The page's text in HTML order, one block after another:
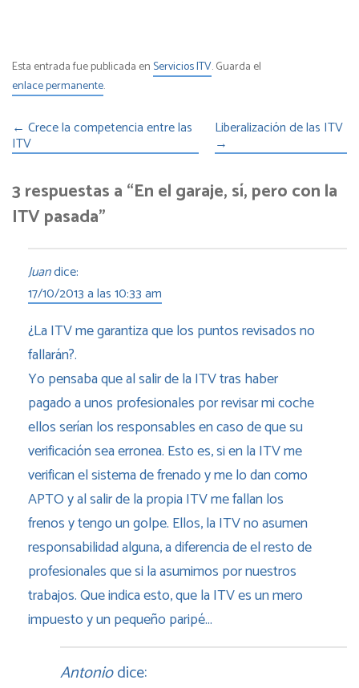
Esta entrada fue publicada enServicios ITV. Guarda el
enlace permanente.
← Crece la competencia entre las
ITV
Liberalización de las ITV
→
3 respuestas a “En el garaje, sí, pero con la
ITV pasada”
Juandice:
17/10/2013 a las 10:33 am
¿La ITV me garantiza que los puntos revisados no
fallarán?.
Yo pensaba que al salir de la ITV tras haber
pagado a unos profesionales por revisar mi coche
ellos serían los responsables en caso de que su
verificación sea erronea. Esto es, si en la ITV me
verifican el sistema de frenado y me lo dan como
APTO y al salir de la propia ITV me fallan los
frenos y tengo un golpe. Ellos, la ITV no asumen
responsabilidad alguna, a diferencia de el resto de
profesionales que si la asumimos por nuestros
trabajos. Que indica esto, que la ITV es un mero
impuesto y un pequeño paripé…
Antoniodice: